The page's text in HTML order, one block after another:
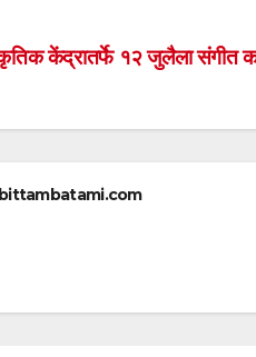
e
केंद्रातर्फे १२ जुलैला संगीत
bittambatami.com